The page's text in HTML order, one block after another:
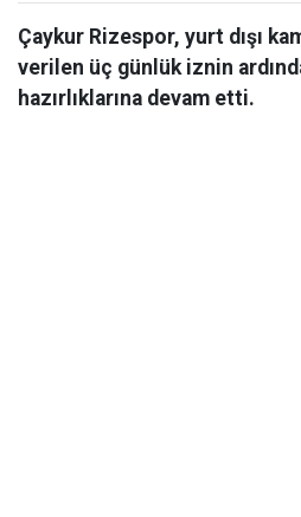
Çaykur Rizespor, yurt dışı
verilen üç günlük iznin
hazırlıklarına devam etti.